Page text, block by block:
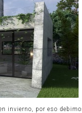
invierno, por eso